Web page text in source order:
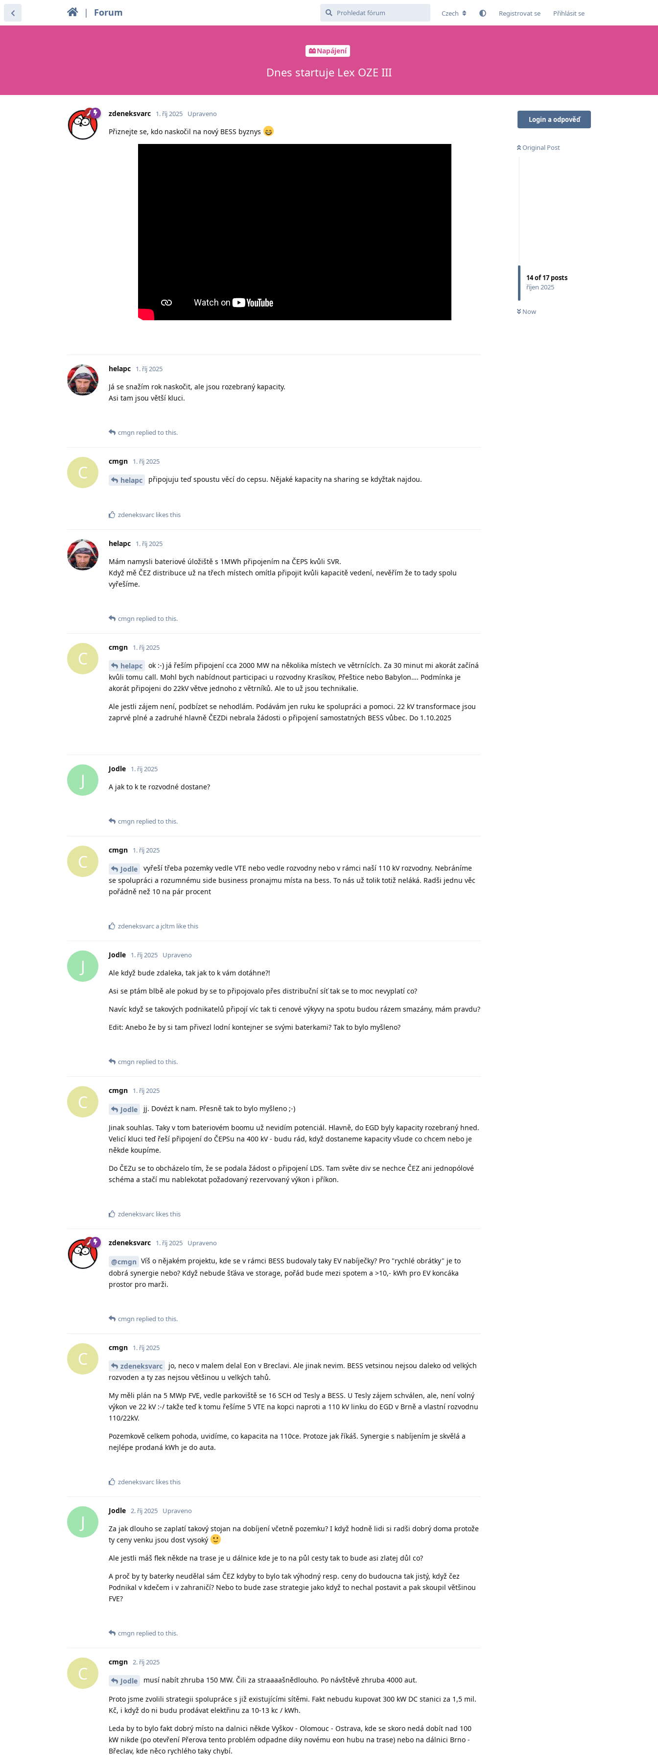
| Forum Czech Registrovat se Přihlásit se
Napájení
Dnes startuje Lex OZE III
Login a odpověď
Original Post
14of17 posts
říjen 2025
Now
zdeneksvarc 1. říj 2025 Upraveno
Přiznejte se, kdo naskočil na nový BESS byznys
helapc 1. říj 2025
Já se snažím rok naskočit, ale jsou rozebraný kapacity.
Asi tam jsou větší kluci.
cmgn replied to this.
C
cmgn 1. říj 2025
helapc připojuju teď spoustu věcí do cepsu. Nějaké kapacity na sharing se kdyžtak najdou.
zdeneksvarc likes this
helapc 1. říj 2025
Mám namysli bateriové úložiště s 1MWh připojením na ČEPS kvůli SVR.
Když mě ČEZ distribuce už na třech místech omítla připojit kvůli kapacitě vedení, nevěřím že to tady spolu
vyřešíme.
cmgn replied to this.
C
cmgn 1. říj 2025
helapc
ok :-) já řeším připojení cca 2000 MW na několika místech ve větrnících. Za 30 minut mi akorát začíná
kvůli tomu call. Mohl bych nabídnout participaci u rozvodny Krasíkov, Přeštice nebo Babylon…. Podmínka je
akorát připojeni do 22kV větve jednoho z větrníků. Ale to už jsou technikalie.
Ale jestli zájem není, podbízet se nehodlám. Podávám jen ruku ke spolupráci a pomoci. 22 kV transformace jsou
zaprvé plné a zadruhé hlavně ČEZDi nebrala žádosti o připojení samostatných BESS vůbec. Do 1.10.2025
J
Jodle 1. říj 2025
A jak to k te rozvodné dostane?
cmgn replied to this.
C
cmgn 1. říj 2025
Jodle
vyřeší třeba pozemky vedle VTE nebo vedle rozvodny nebo v rámci naší 110 kV rozvodny. Nebráníme
se spolupráci a rozumnému side business pronajmu místa na bess. To nás už tolik totiž neláká. Radši jednu věc
pořádně než 10 na pár procent
zdeneksvarca jcltm like this
J
Jodle 1. říj 2025 Upraveno
Ale když bude zdaleka, tak jak to k vám dotáhne?!
Asi se ptám blbě ale pokud by se to připojovalo přes distribuční síť tak se to moc nevyplatí co?
Navíc když se takových podnikatelů připojí víc tak ti cenové výkyvy na spotu budou rázem smazány, mám pravdu?
Edit: Anebo že by si tam přivezl lodní kontejner se svými baterkami? Tak to bylo myšleno?
cmgn replied to this.
C
cmgn 1. říj 2025
Jodle jj. Dovézt k nam. Přesně tak to bylo myšleno ;-)
Jinak souhlas. Taky v tom bateriovém boomu už nevidím potenciál. Hlavně, do EGD byly kapacity rozebraný hned.
Velicí kluci teď řeší připojení do ČEPSu na 400 kV - budu rád, když dostaneme kapacity všude co chcem nebo je
někde koupíme.
Do ČEZu se to obcházelo tím, že se podala žádost o připojení LDS. Tam světe div se nechce ČEZ ani jednopólové
schéma a stačí mu nablekotat požadovaný rezervovaný výkon i příkon.
zdeneksvarc likes this
zdeneksvarc 1. říj 2025 Upraveno
@cmgn Víš o nějakém projektu, kde se v rámci BESS budovaly taky EV nabíječky? Pro "rychlé obrátky" je to
dobrá synergie nebo? Když nebude šťáva ve storage, pořád bude mezi spotem a >10,- kWh pro EV koncáka
prostor pro marži.
cmgn replied to this.
C
cmgn 1. říj 2025
zdeneksvarc
jo, neco v malem delal Eon v Breclavi. Ale jinak nevim. BESS vetsinou nejsou daleko od velkých
rozvoden a ty zas nejsou většinou u velkých tahů.
My měli plán na 5 MWp FVE, vedle parkoviště se 16 SCH od Tesly a BESS. U Tesly zájem schválen, ale, není volný
výkon ve 22 kV :-/ takže teď k tomu řešíme 5 VTE na kopci naproti a 110 kV linku do EGD v Brně a vlastní rozvodnu
110/22kV.
Pozemkově celkem pohoda, uvidíme, co kapacita na 110ce. Protoze jak říkáš. Synergie s nabíjením je skvělá a
nejlépe prodaná kWh je do auta.
zdeneksvarc likes this
J
Jodle 2. říj 2025 Upraveno
Za jak dlouho se zaplatí takový stojan na dobíjení včetně pozemku? I když hodně lidi si radši dobrý doma protože
ty ceny venku jsou dost vysoký
Ale jestli máš flek někde na trase je u dálnice kde je to na půl cesty tak to bude asi zlatej důl co?
A proč by ty baterky neudělal sám ČEZ kdyby to bylo tak výhodný resp. ceny do budoucna tak jistý, když čez
Podnikal v kdečem i v zahraničí? Nebo to bude zase strategie jako když to nechal postavit a pak skoupil většinou
FVE?
cmgn replied to this.
C
cmgn 2. říj 2025
Jodle musí nabít zhruba 150 MW. Čili za straaaašnědlouho. Po návštěvě zhruba 4000 aut.
Proto jsme zvolili strategii spolupráce s již existujícími sítěmi. Fakt nebudu kupovat 300 kW DC stanici za 1,5 mil.
Kč, i když do ni budu prodávat elektřinu za 10-13 kc / kWh.
Leda by to bylo fakt dobrý místo na dalnici někde Vyškov - Olomouc - Ostrava, kde se skoro nedá dobít nad 100
kW nikde (po otevření Přerova tento problém odpadne diky novému eon hubu na trase) nebo na dálnici Brno -
Břeclav, kde něco rychlého taky chybí.